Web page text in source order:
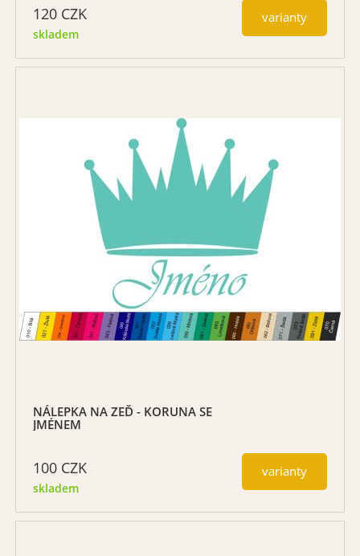
skladem
varianty
120 CZK
NÁLEPKA NA ZEĎ - KORUNA SE
JMÉNEM
skladem
varianty
100 CZK